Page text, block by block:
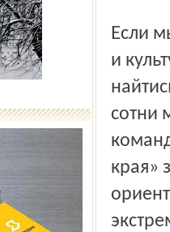
Если мы действительно, а не на словах дорожим историей
и
сотни
края»